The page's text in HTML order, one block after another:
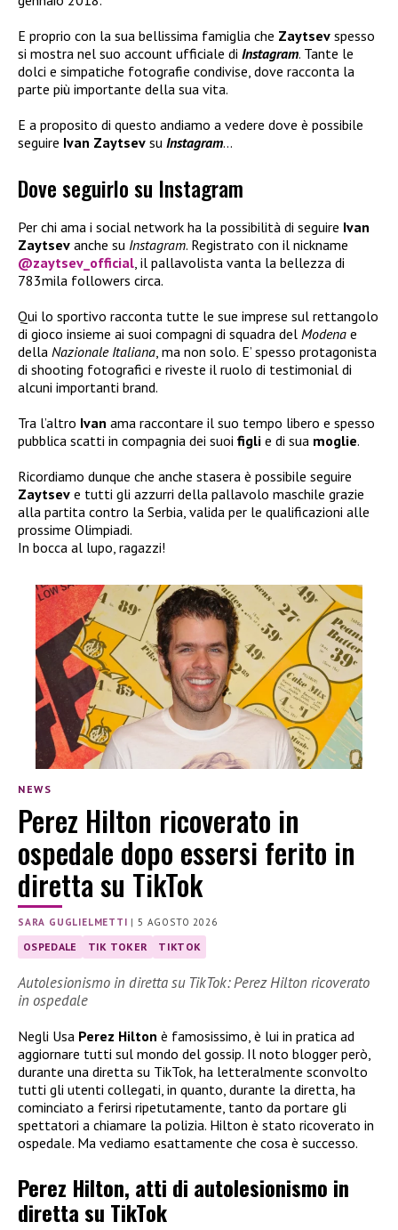
E proprio con la sua bellissima famiglia che Zaytsev spesso
si mostra nel suo account ufficiale di Instagram. Tante le
dolci e simpatiche fotografie condivise, dove racconta la
parte più importante della sua vita.
E a proposito di questo andiamo a vedere dove è possibile
seguire Ivan Zaytsev su Instagram…
Dove seguirlo su Instagram
Per chi ama i social network ha la possibilità di seguire Ivan
Zaytsev anche su Instagram. Registrato con il nickname
@zaytsev_official , il pallavolista vanta la bellezza di
783mila followers circa.
Qui lo sportivo racconta tutte le sue imprese sul rettangolo
di gioco insieme ai suoi compagni di squadra del Modena e
della Nazionale Italiana , ma non solo. E’ spesso protagonista
di shooting fotografici e riveste il ruolo di testimonial di
alcuni importanti brand.
Tra l’altro Ivan ama raccontare il suo tempo libero e spesso
pubblica scatti in compagnia dei suoi figli e di sua moglie.
Ricordiamo dunque che anche stasera è possibile seguire
Zaytsev e tutti gli azzurri della pallavolo maschile grazie
alla partita contro la Serbia, valida per le qualificazioni alle
prossime Olimpiadi.
In bocca al lupo, ragazzi!
NEWS
Perez Hilton ricoverato in
ospedale dopo essersi ferito in
diretta su TikTok
SARA GUGLIELMETTI |5 AGOSTO 2026
OSPEDALE TIK TOKER TIKTOK
Autolesionismo in diretta su TikTok: Perez Hilton ricoverato
in ospedale
Negli Usa Perez Hilton è famosissimo, è lui in pratica ad
aggiornare tutti sul mondo del gossip. Il noto blogger però,
durante una diretta su TikTok, ha letteralmente sconvolto
tutti gli utenti collegati, in quanto, durante la diretta, ha
cominciato a ferirsi ripetutamente, tanto da portare gli
spettatori a chiamare la polizia. Hilton è stato ricoverato in
ospedale. Ma vediamo esattamente che cosa è successo.
Perez Hilton, atti di autolesionismo in
diretta su TikTok